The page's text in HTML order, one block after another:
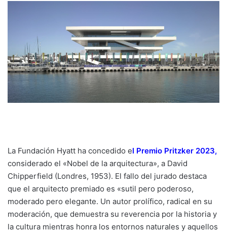
La Fundación Hyatt ha concedido el Premio Pritzker 2023,
considerado el «Nobel de la arquitectura», a David
Chipperfield (Londres, 1953). El fallo del jurado destaca
que el arquitecto premiado es «sutil pero poderoso,
moderado pero elegante. Un autor prolífico, radical en su
moderación, que demuestra su reverencia por la historia y
la cultura mientras honra los entornos naturales y aquellos